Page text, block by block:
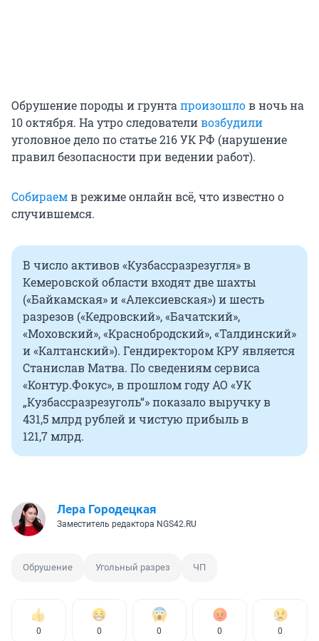
Обрушение породы и грунтапроизошлов ночь на
10 октября. На утро следователивозбудили
уголовное дело по статье 216 УК РФ (нарушение
правил безопасности при ведении работ).
Собираемв режиме онлайн всё, что известно о
случившемся.
В число активов «Кузбассразрезугля» в
Кемеровской области входят две шахты
(«Байкамская» и «Алексиевская») и шесть
разрезов («Кедровский», «Бачатский»,
«Моховский», «Краснобродский», «Талдинский»
и «Калтанский»). Гендиректором КРУ является
Станислав Матва. По сведениям сервиса
«Контур.Фокус», в прошлом году АО «УК
„Кузбассразрезуголь“» показало выручку в
431,5 млрд рублей и чистую прибыль в
121,7 млрд.
Лера Городецкая
Заместитель редактора NGS42.RU
Обрушение Угольный разрез ЧП
0 0 0 0 0